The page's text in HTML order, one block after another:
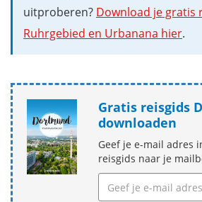
uitproberen? Download je gratis
Ruhrgebied en Urbanana hier.
Gratis reisgids
downloaden
Geef je e-mail adres
reisgids naar je